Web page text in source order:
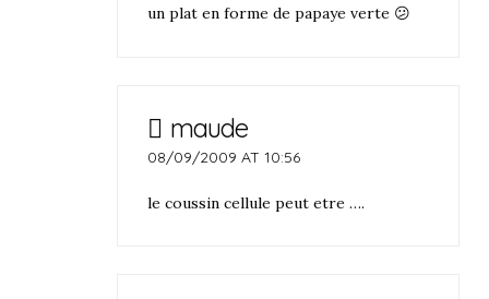
un plat en forme de papaye verte 😕
maude
08/09/2009 AT 10:56
le coussin cellule peut etre ….